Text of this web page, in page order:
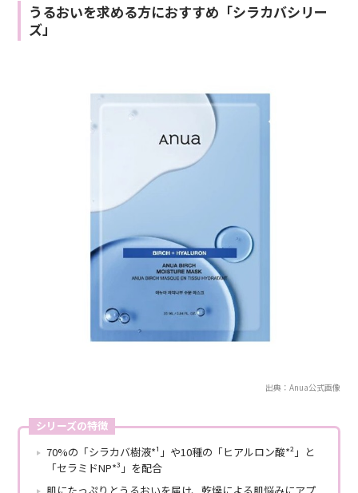
うるおいを求める方におすすめ「シラカバシリー
ズ」
出典：Anua公式画像
シリーズの特徴
70%の「シラカバ樹液*¹」や10種の「ヒアルロン酸*²」と
「セラミドNP*³」を配合